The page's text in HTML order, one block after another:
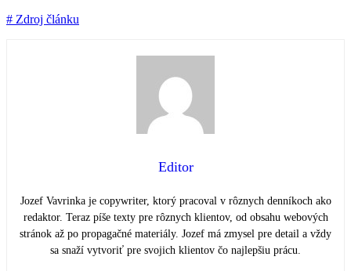
# Zdroj článku
Editor
Jozef Vavrinka je copywriter, ktorý pracoval v rôznych denníkoch ako
redaktor. Teraz píše texty pre rôznych klientov, od obsahu webových
stránok až po propagačné materiály. Jozef má zmysel pre detail a vždy
sa snaží vytvoriť pre svojich klientov čo najlepšiu prácu.